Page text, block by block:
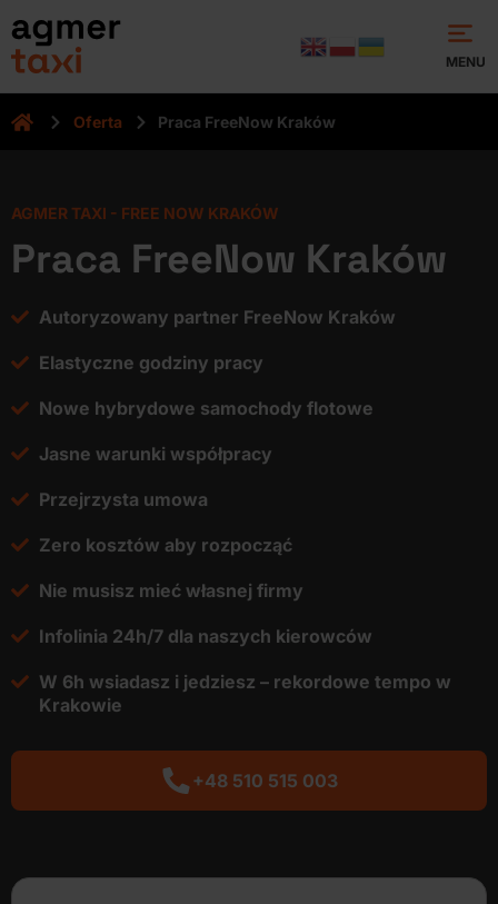
MENU
. Oferta Praca FreeNow Kraków
AGMER TAXI - FREE NOW KRAKÓW
Praca FreeNow Kraków
Autoryzowany partner FreeNow Kraków
Elastyczne godziny pracy
Nowe hybrydowe samochody flotowe
Jasne warunki współpracy
Przejrzysta umowa
Zero kosztów aby rozpocząć
Nie musisz mieć własnej firmy
Infolinia 24h/7 dla naszych kierowców
W 6h wsiadasz i jedziesz – rekordowe tempo w
Krakowie
+48 510 515 003